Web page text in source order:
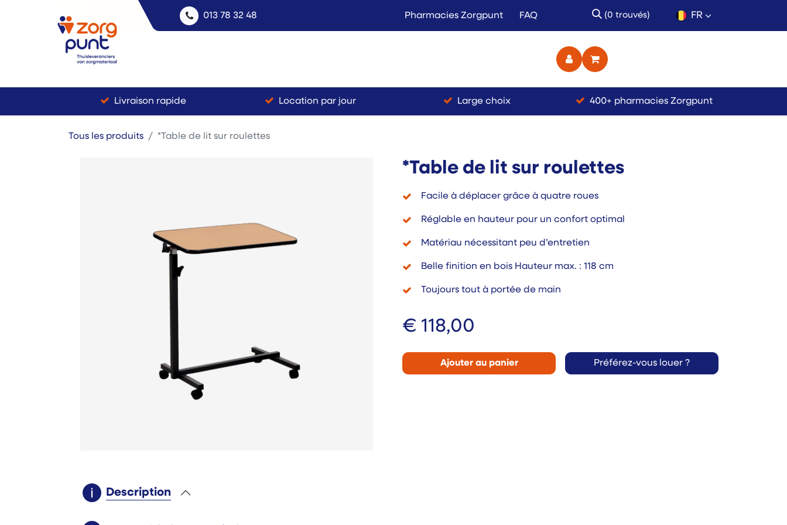
013 78 32 48 Pharmacies Zorgpunt FAQ (0 trouvés) FR
Livraison rapide Location par jour Large choix 400+ pharmacies Zorgpunt
Tous les produits *Table de lit sur roulettes
*Table de lit sur roulettes
Facile à déplacer grâce à quatre roues
Réglable en hauteur pour un confort optimal
Matériau nécessitant peu d’entretien
Belle finition en bois Hauteur max. : 118 cm
Toujours tout à portée de main
€ 118,00
Ajouter au panier Préférez-vous louer ?
Description